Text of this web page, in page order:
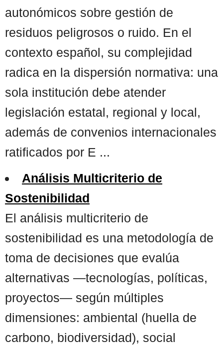
autonómicos sobre gestión de
residuos peligrosos o ruido. En el
contexto español, su complejidad
radica en la dispersión normativa: una
sola institución debe atender
legislación estatal, regional y local,
además de convenios internacionales
ratificados por E ...
Análisis Multicriterio de
Sostenibilidad
El análisis multicriterio de
sostenibilidad es una metodología de
toma de decisiones que evalúa
alternativas —tecnologías, políticas,
proyectos— según múltiples
dimensiones: ambiental (huella de
carbono, biodiversidad), social